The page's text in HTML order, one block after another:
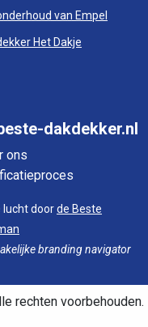
van Empel
Het Dakje
dakdekker.nl
ons
lucht doorde Beste
branding navigator
rechten voorbehouden.